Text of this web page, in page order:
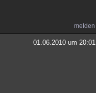
melden
01.06.2010 um 20:01